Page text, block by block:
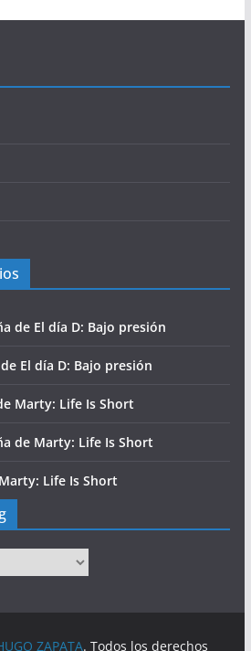
de El día D: Bajo presión
El día D: Bajo presión
Marty: Life Is Short
de Marty: Life Is Short
Life Is Short
ZAPATA. Todos los derechos